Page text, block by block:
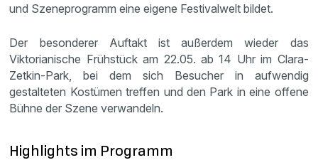
und Szeneprogramm eine eigene Festivalwelt bildet.
Der besonderer Auftakt ist außerdem wieder das
Viktorianische Frühstück am 22.05. ab 14 Uhr im Clara-
Zetkin-Park, bei dem sich Besucher in aufwendig
gestalteten Kostümen treffen und den Park in eine offene
Bühne der Szene verwandeln.
Highlights im Programm